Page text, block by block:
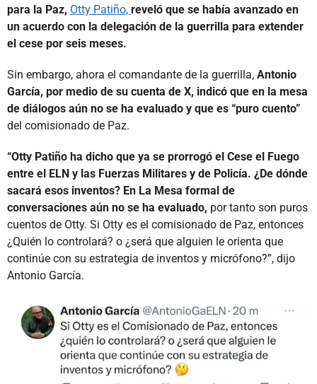
para la Paz, Otty Patiño, reveló que se había avanzado en
un acuerdo con la delegación de la guerrilla para extender
el cese por seis meses.
Sin embargo, ahora el comandante de la guerrilla, Antonio
García, por medio de su cuenta de X, indicó que en la mesa
de diálogos aún no se ha evaluado y que es “puro cuento”
del comisionado de Paz.
“Otty Patiño ha dicho que ya se prorrogó el Cese el Fuego
entre el ELN y las Fuerzas Militares y de Policía. ¿De dónde
sacará esos inventos? En La Mesa formal de
conversaciones aún no se ha evaluado, por tanto son puros
cuentos de Otty. Si Otty es el comisionado de Paz, entonces
¿Quién lo controlará? o ¿será que alguien le orienta que
continúe con su estrategia de inventos y micrófono?”, dijo
Antonio García.